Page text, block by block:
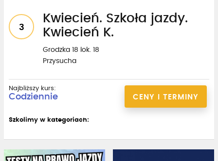
3
Kwiecień. Szkoła jazdy.
Kwiecień K.
Grodzka 18 lok. 18
Przysucha
CENY I TERMINY
Najbliższy kurs:
Codziennie
Szkolimy w kategoriach: